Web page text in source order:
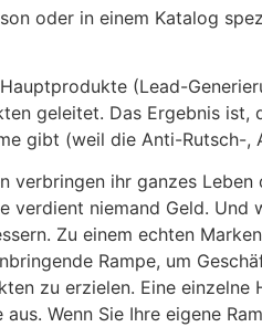
oder in einem Katalog
(Lead-
geleitet. Das Ergebnis
gibt (weil die Anti-
verbringen ihr ganzes
verdient niemand Geld.
Zu einem echten
Rampe, um
zu erzielen. Eine
Wenn Sie Ihre eigene